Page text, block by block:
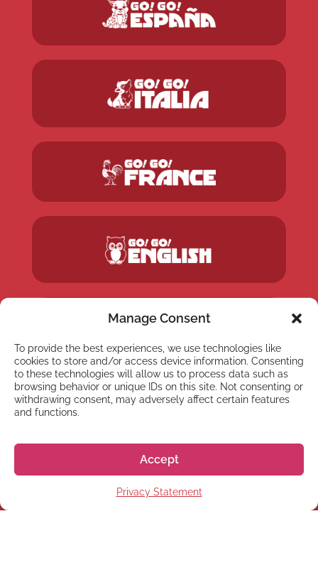
Manage Consent
To provide the best experiences, we use technologies like
cookies to store and/or access device information. Consenting
to these technologies will allow us to process data such as
browsing behavior or unique IDs on this site. Not consenting or
withdrawing consent, may adversely affect certain features
and functions.
Accept
Privacy Statement